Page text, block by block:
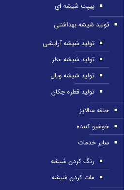
پیپت شیشه ای
تولید شیشه بهداشتی
تولید شیشه آرایشی
تولید شیشه عطر
تولید شیشه ویال
تولید قطره چکان
حلقه متالایز
خوشبو کننده
سایر خدمات
رنگ کردن شیشه
مات کردن شیشه